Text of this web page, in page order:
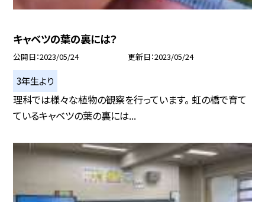
キャベツの葉の裏には？
公開日 2023/05/24 更新日 2023/05/24
3年生より
理科では様々な植物の観察を行っています。 虹の橋で育て
ているキャベツの葉の裏には...